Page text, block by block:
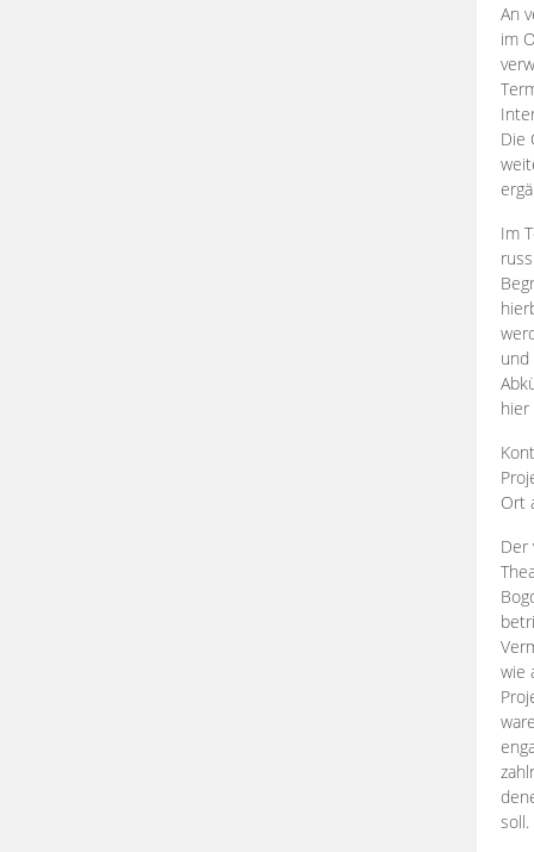
An
im
Die
Im
und
Ort
Der
wie
zahlr
soll.